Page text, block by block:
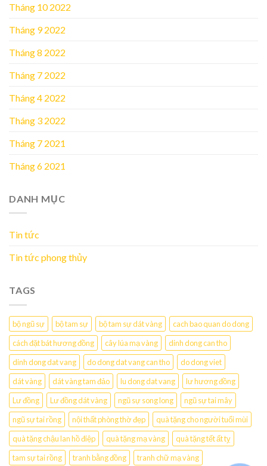
Tháng 10 2022
Tháng 9 2022
Tháng 8 2022
Tháng 7 2022
Tháng 4 2022
Tháng 3 2022
Tháng 7 2021
Tháng 6 2021
DANH MỤC
Tin tức
Tin tức phong thủy
TAGS
bộ ngũ sự bộ tam sự bộ tam sự dát vàng
cach bao quan do dong
cách đặt bát hương đồng
cây lúa mạ vàng
dinh dong can tho
dinh dong dat vang
do dong dat vang can tho
do dong viet
dát vàng
dát vàng tam đảo lu dong dat vang
lư hương đồng
Lư đồng
Lư đồng dát vàng ngũ sự song long
ngũ sự tai mây
ngũ sự tai rồng
nội thất phòng thờ đẹp
quà tặng cho người tuổi mùi
quà tặng chậu lan hồ điệp
quà tặng mạ vàng
quà tặng tết ất tỵ
tam sự tai rồng
tranh bằng đồng
tranh chữ mạ vàng